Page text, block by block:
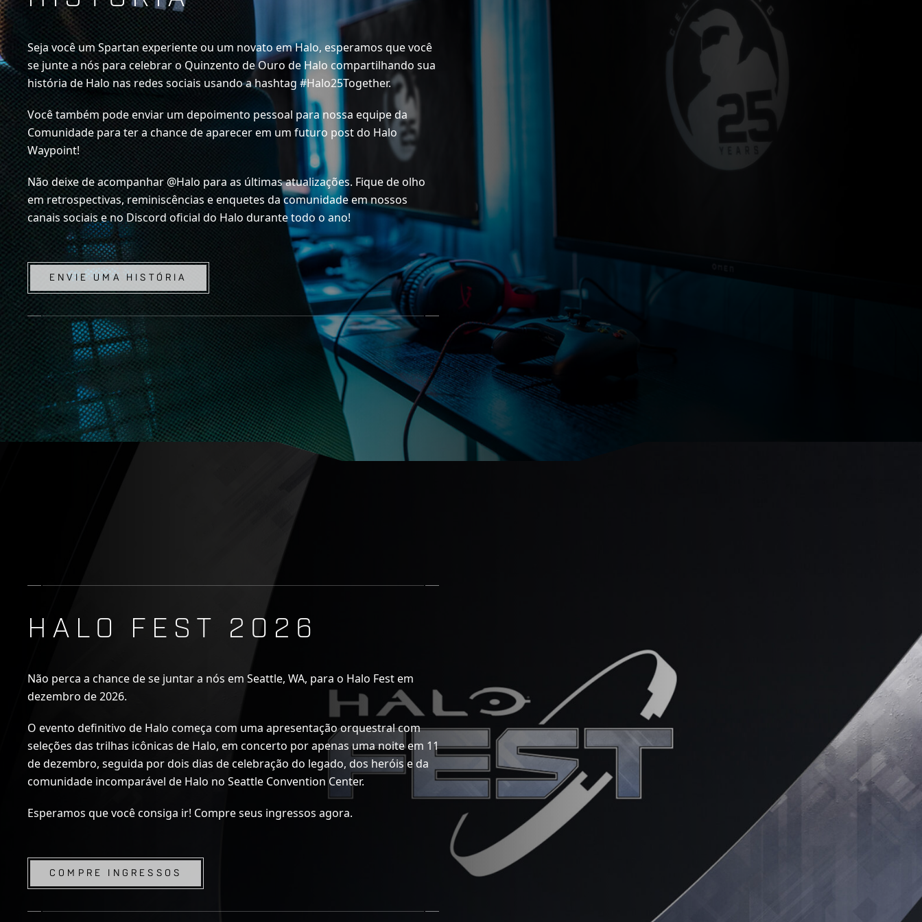
Seja você um Spartan experiente ou um novato em Halo, esperamos que você
se junte a nós para celebrar o Quinzento de Ouro de Halo compartilhando sua
história de Halo nas redes sociais usando a hashtag #Halo25Together.
Você também pode enviar um depoimento pessoal para nossa equipe da
Comunidade para ter a chance de aparecer em um futuro post do Halo
Waypoint!
Não deixe de acompanhar @Halo para as últimas atualizações. Fique de olho
em retrospectivas, reminiscências e enquetes da comunidade em nossos
canais sociais e no Discord oficial do Halo durante todo o ano!
ENVIE UMA HISTÓRIA
HALO FEST 2026
Não perca a chance de se juntar a nós em Seattle, WA, para o Halo Fest em
dezembro de 2026.
O evento definitivo de Halo começa com uma apresentação orquestral com
seleções das trilhas icônicas de Halo, em concerto por apenas uma noite em 11
de dezembro, seguida por dois dias de celebração do legado, dos heróis e da
comunidade incomparável de Halo no Seattle Convention Center.
Esperamos que você consiga ir! Compre seus ingressos agora.
COMPRE INGRESSOS